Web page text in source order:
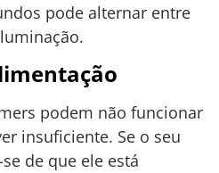
pode alternar entre
podem não funcionar
insuficiente. Se o seu
de que ele está